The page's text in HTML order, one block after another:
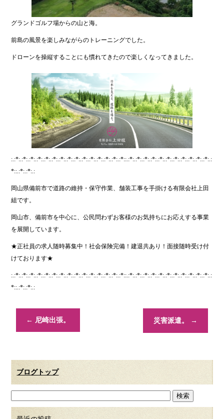
グランドゴルフ場からの山と海。
前島の風景を楽しみながらのトレーニングでした。
ドローンを操縦することにも慣れてきたので楽しくなってきました。
:.:*:.:*:.:*:.:*:.:*:.:*:.:*:.:*:.:*:.:*:.:*:.:*:.:*:.:*:.:*::.:*:.:*:.:*:.:*:.:*:.:*:.:*:.:*:.:*:.:*:.:*:.:
*::.:*:.:*:.:
岡山県備前市で道路の維持・保守作業、舗装工事を手掛ける有限会社上田
組です。
岡山市、備前市を中心に、公民問わずお客様のお気持ちにお応えする事業
を展開しています。
★正社員の求人随時募集中！社会保険完備！建退共あり！面接随時受け付
けております★
:.:*:.:*:.:*:.:*:.:*:.:*:.:*:.:*:.:*:.:*:.:*:.:*:.:*:.:*:.:*::.:*:.:*:.:*:.:*:.:*:.:*:.:*:.:*:.:*:.:*:.:*:.:
*::.:*:.:*:.:
← 尼崎出張。 災害派遣。 →
ブログトップ